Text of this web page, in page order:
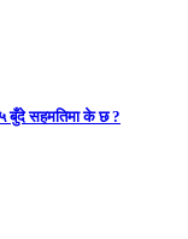
बुँदे सहमतिमा के छ ?